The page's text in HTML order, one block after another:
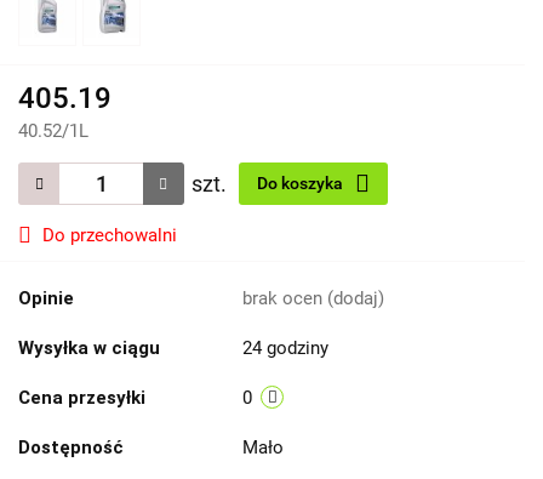
405.19
40.52/1L
szt. Do koszyka
Do przechowalni
Opinie brak ocen (dodaj)
Wysyłka w ciągu 24 godziny
Cena przesyłki 0
Dostępność Mało